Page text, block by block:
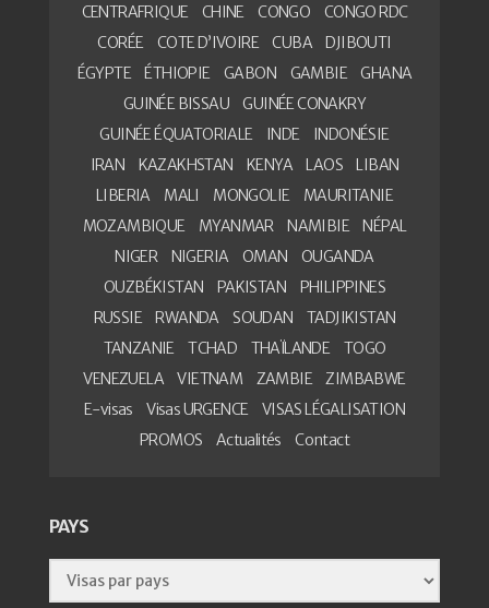
CENTRAFRIQUE
CHINE CONGO
CONGO RDC
CORÉE
COTE D’IVOIRE CUBA
DJIBOUTI
ÉGYPTE
ÉTHIOPIE GABON GAMBIE
GHANA
GUINÉE BISSAU
GUINÉE CONAKRY
GUINÉE ÉQUATORIALE
INDE
INDONÉSIE
IRAN
KAZAKHSTAN KENYA LAOS
LIBAN
LIBERIA
MALI MONGOLIE
MAURITANIE
MOZAMBIQUE
MYANMAR NAMIBIE
NÉPAL
NIGER
NIGERIA OMAN
OUGANDA
OUZBÉKISTAN
PAKISTAN
PHILIPPINES
RUSSIE
RWANDA SOUDAN
TADJIKISTAN
TANZANIE
TCHAD THAÏLANDE
TOGO
VENEZUELA
VIETNAM ZAMBIE
ZIMBABWE
E-visas
Visas URGENCE
VISAS LÉGALISATION
PROMOS
Actualités Contact
PAYS